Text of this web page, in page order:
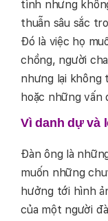
tình nhưng
thuẫn sâu sắc
Đó là việc họ
chồng, người
nhưng lại không
hoặc những vấn
Vì danh dự và
Đàn ông là
muốn những
hưởng tới hình
của một người